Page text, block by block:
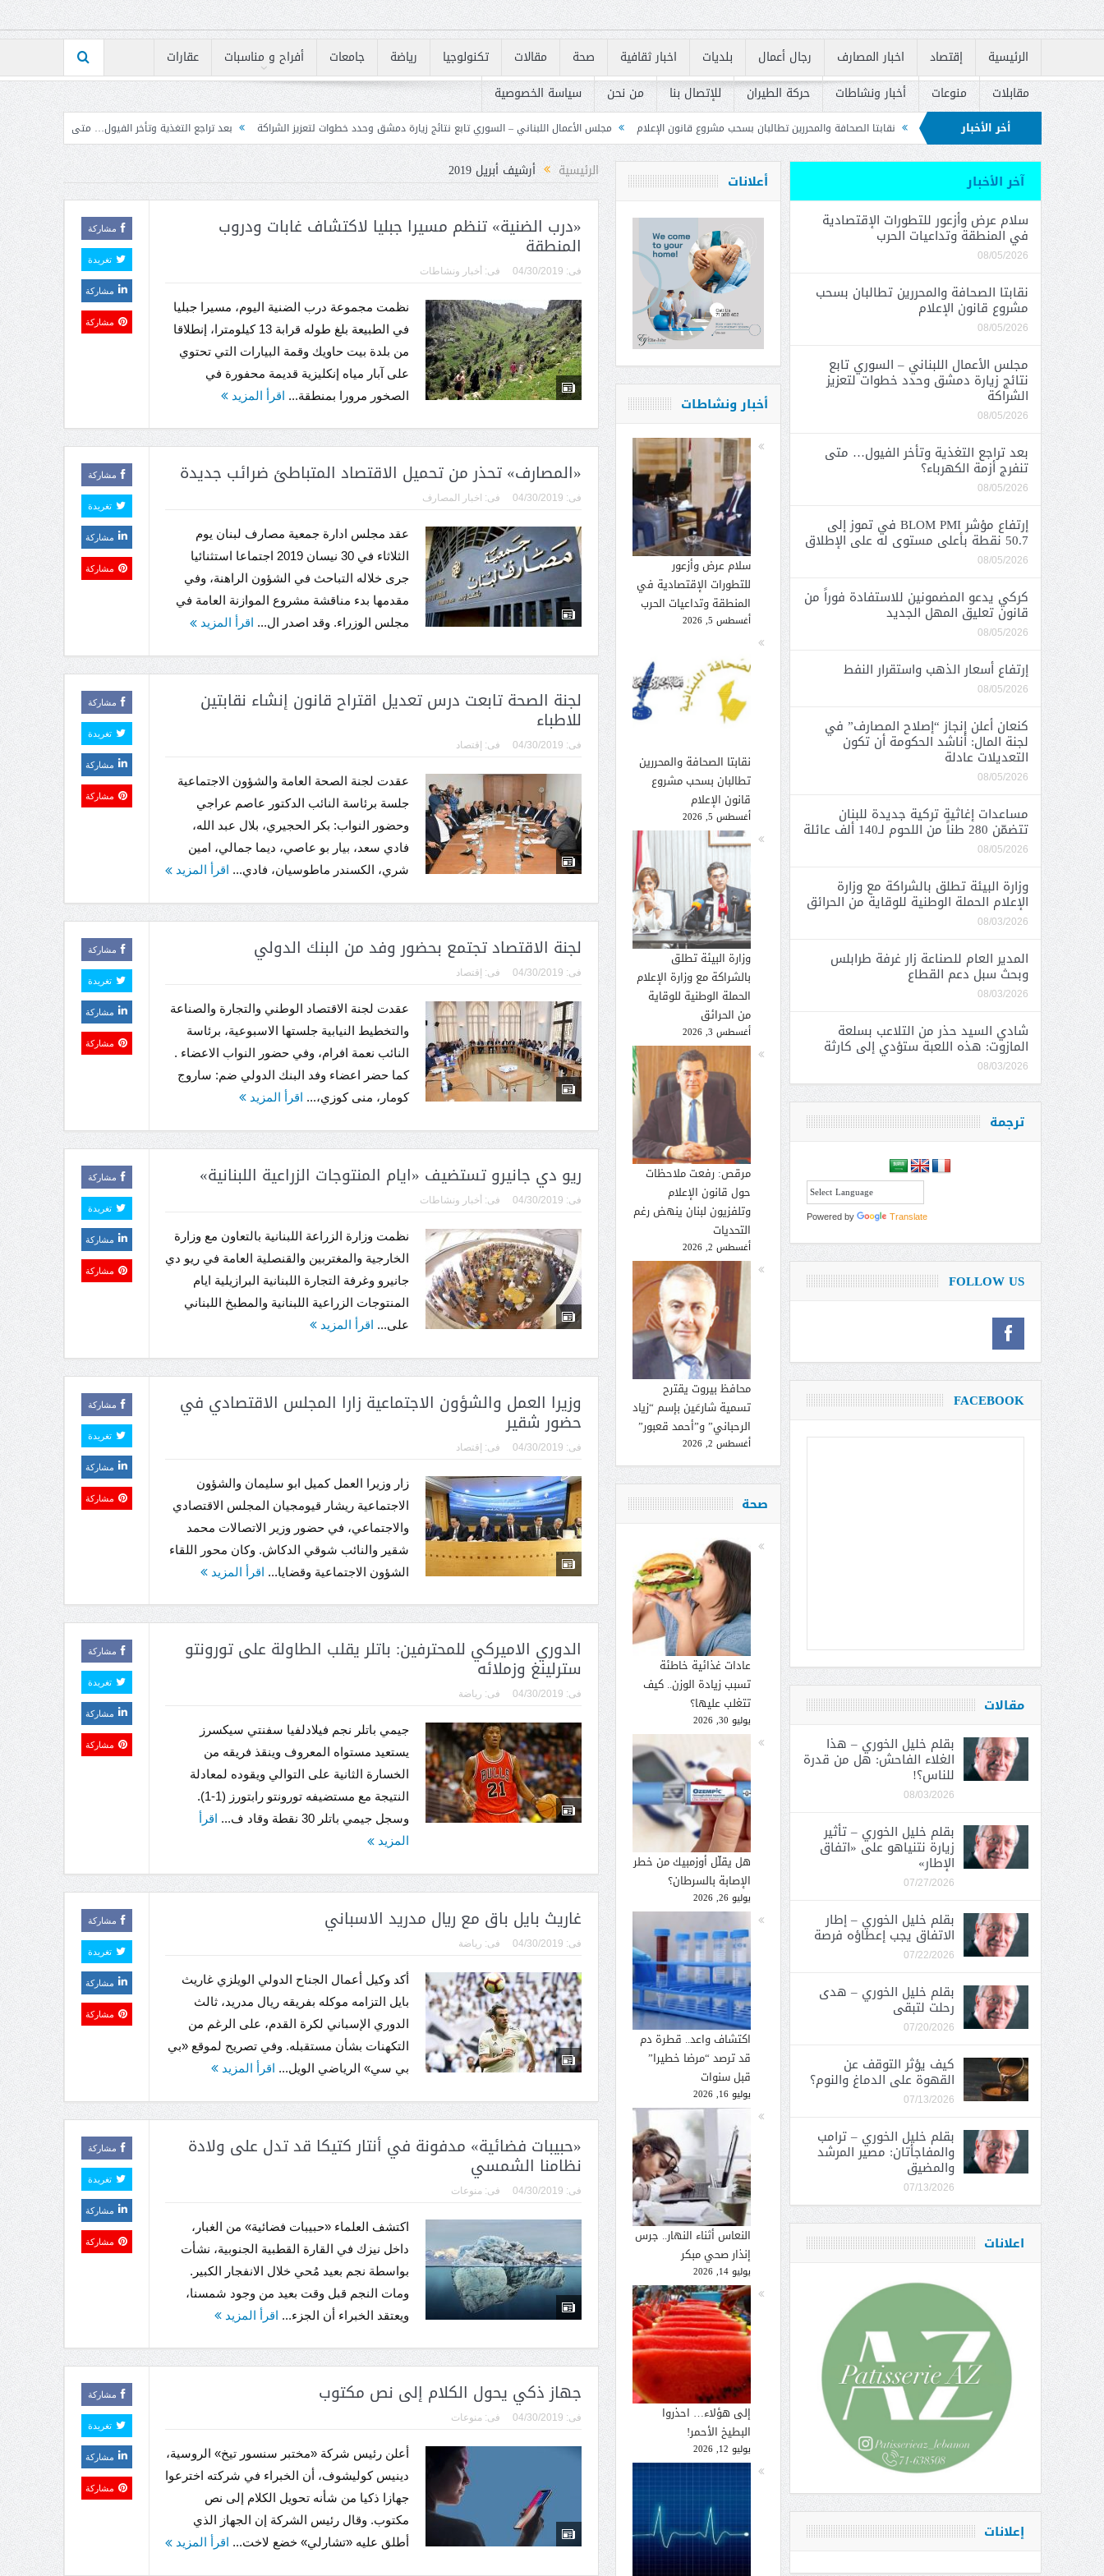
الرئيسية إقتصاد اخبار المصارف رجال أعمال بلديات اخبار ثقافية صحة مقالات تكنولوجيا رياضة جامعات أفراح و مناسبات
عقارات
مقابلات
منوعات أخبار ونشاطات حركة الطيران للإتصال بنا من نحن سياسة الخصوصية
أخر الأخبار وتداعيات الحرب نقابتا الصحافة والمحررين تطالبان بسحب مشروع قانون الإعلام مجلس الأعمال اللبناني – السوري تابع نتائج زيارة دمشق وحدد خطوات لتعزيز الشراكة بعد تراجع التغذية وتأخر الفيول… متى تنفرج أزمة الكهرباء؟
إرتفاع مؤشر BLOM PMI في تموز إلى 50.7 نقطة بأعلى مستوى له على الإطلاق
الوطنية للوقاية من الحرائق
الرئيسية أرشيف أبريل 2019
«درب الضنية» تنظم مسيرا جبليا لاكتشاف غابات ودروب
المنطقة
فى: 04/30/2019 فى: أخبار ونشاطات
نظمت مجموعة درب الضنية اليوم، مسيرا جبليا
في الطبيعة بلغ طوله قرابة 13 كيلومترا، إنطلاقا
من بلدة بيت حاويك وقمة البيارات التي تحتوي
على آبار مياه إنكليزية قديمة محفورة في
الصخور مرورا بمنطقة... اقرأ المزيد
مشاركة
تغريدة
مشاركة
مشاركة
«المصارف» تحذر من تحميل الاقتصاد المتباطئ ضرائب جديدة
فى: 04/30/2019 فى: اخبار المصارف
عقد مجلس ادارة جمعية مصارف لبنان يوم
الثلاثاء في 30 نيسان 2019 اجتماعا استثنائيا
جرى خلاله التباحث في الشؤون الراهنة، وفي
مقدمها بدء مناقشة مشروع الموازنة العامة في
مجلس الوزراء. وقد اصدر ال... اقرأ المزيد
مشاركة
تغريدة
مشاركة
مشاركة
لجنة الصحة تابعت درس تعديل اقتراح قانون إنشاء نقابتين
للاطباء
فى: 04/30/2019 فى: إقتصاد
عقدت لجنة الصحة العامة والشؤون الاجتماعية
جلسة برئاسة النائب الدكتور عاصم عراجي
وحضور النواب: بكر الحجيري، بلال عبد الله،
فادي سعد، بيار بو عاصي، ديما جمالي، امين
شري، الكسندر ماطوسيان، فادي... اقرأ المزيد
مشاركة
تغريدة
مشاركة
مشاركة
لجنة الاقتصاد تجتمع بحضور وفد من البنك الدولي
فى: 04/30/2019 فى: إقتصاد
عقدت لجنة الاقتصاد الوطني والتجارة والصناعة
والتخطيط النيابية جلستها الاسبوعية، برئاسة
النائب نعمة افرام، وفي حضور النواب الاعضاء .
كما حضر اعضاء وفد البنك الدولي ضم: ساروج
كومار، منى كوزي،... اقرأ المزيد
مشاركة
تغريدة
مشاركة
مشاركة
ريو دي جانيرو تستضيف «ايام المنتوجات الزراعية اللبنانية»
فى: 04/30/2019 فى: أخبار ونشاطات
نظمت وزارة الزراعة اللبنانية بالتعاون مع وزارة
الخارجية والمغتربين والقنصلية العامة في ريو دي
جانيرو وغرفة التجارة اللبنانية البرازيلية ايام
المنتوجات الزراعية اللبنانية والمطبخ اللبناني
على... اقرأ المزيد
مشاركة
تغريدة
مشاركة
مشاركة
وزيرا العمل والشؤون الاجتماعية زارا المجلس الاقتصادي في
حضور شقير
فى: 04/30/2019 فى: إقتصاد
زار وزيرا العمل كميل ابو سليمان والشؤون
الاجتماعية ريشار قيومجيان المجلس الاقتصادي
والاجتماعي، في حضور وزير الاتصالات محمد
شقير والنائب شوقي الدكاش. وكان محور اللقاء
الشؤون الاجتماعية وقضايا... اقرأ المزيد
مشاركة
تغريدة
مشاركة
مشاركة
الدوري الاميركي للمحترفين: باتلر يقلب الطاولة على تورونتو
سترلينغ وزملائه
فى: 04/30/2019 فى: رياضة
جيمي باتلر نجم فيلادلفيا سفنتي سيكسرز
يستعيد مستواه المعروف وينقذ فريقه من
الخسارة الثانية على التوالي ويقوده لمعادلة
النتيجة مع مستضيفه تورونتو رابتورز (1-1).
وسجل جيمي باتلر 30 نقطة وقاد ف...
اقرأ
المزيد
مشاركة
تغريدة
مشاركة
مشاركة
غاريث بايل باق مع ريال مدريد الاسباني
فى: 04/30/2019 فى: رياضة
أكد وكيل أعمال الجناح الدولي الويلزي غاريث
بايل التزامه موكله بفريقه ريال مدريد، ثالث
الدوري الإسباني لكرة القدم، على الرغم من
التكهنات بشأن مستقبله. وفي تصريح لموقع «بي
بي سي» الرياضي الويل... اقرأ المزيد
مشاركة
تغريدة
مشاركة
مشاركة
«حبيبات فضائية» مدفونة في أنتار كتيكا قد تدل على ولادة
نظامنا الشمسي
فى: 04/30/2019 فى:منوعات
اكتشف العلماء «حبيبات فضائية» من الغبار،
داخل نيزك في القارة القطبية الجنوبية، نشأت
بواسطة نجم بعيد مُحي خلال الانفجار الكبير.
ومات النجم قبل وقت بعيد من وجود شمسنا،
ويعتقد الخبراء أن الجزء... اقرأ المزيد
مشاركة
تغريدة
مشاركة
مشاركة
جهاز ذكي يحول الكلام إلى نص مكتوب
فى: 04/30/2019 فى:منوعات
أعلن رئيس شركة «مختبر سنسور تيخ» الروسية،
دينيس كوليشوف، أن الخبراء في شركته اخترعوا
جهازا ذكيا من شأنه تحويل الكلام إلى نص
مكتوب. وقال رئيس الشركة إن الجهاز الذي
أطلق عليه «تشارلي» خضع لاخت... اقرأ المزيد
مشاركة
تغريدة
مشاركة
مشاركة
أعلانات
أخبار ونشاطات
سلام عرض وأزعور
للتطورات الإقتصادية في
المنطقة وتداعيات الحرب
أغسطس 5, 2026
نقابتا الصحافة والمحررين
تطالبان بسحب مشروع
قانون الإعلام
أغسطس 5, 2026
وزارة البيئة تطلق
بالشراكة مع وزارة الإعلام
الحملة الوطنية للوقاية
من الحرائق
أغسطس 3, 2026
مرقص: رفعت ملاحظات
حول قانون الإعلام
وتلفزيون لبنان ينهض رغم
التحديات
أغسطس 2, 2026
محافظ بيروت يقترح
تسمية شارعَين بإسم “زياد
الرحباني” و”أحمد قعبور”
أغسطس 2, 2026
صحة
عادات غذائية خاطئة
تسبب زيادة الوزن.. كيف
تتغلب عليها؟
يوليو 30, 2026
هل يقلّل أوزمبيك من خطر
الإصابة بالسرطان؟
يوليو 26, 2026
اكتشاف واعد.. قطرة دم
قد ترصد “مرضا خطيرا”
قبل سنوات
يوليو 16, 2026
النعاس أثناء النهار.. جرس
إنذار صحي مبكر
يوليو 14, 2026
إلى هؤلاء… احذروا
البطيخ الأحمر!
يوليو 12, 2026
آخر الأخبار
سلام عرض وأزعور للتطورات الإقتصادية
في المنطقة وتداعيات الحرب
08/05/2026
نقابتا الصحافة والمحررين تطالبان بسحب
مشروع قانون الإعلام
08/05/2026
مجلس الأعمال اللبناني – السوري تابع
نتائج زيارة دمشق وحدد خطوات لتعزيز
الشراكة
08/05/2026
بعد تراجع التغذية وتأخر الفيول… متى
تنفرج أزمة الكهرباء؟
08/05/2026
إرتفاع مؤشر BLOM PMI في تموز إلى
50.7 نقطة بأعلى مستوى له على الإطلاق
08/05/2026
كركي يدعو المضمونين للاستفادة فوراً من
قانون تعليق المهل الجديد
08/05/2026
إرتفاع أسعار الذهب واستقرار النفط
08/05/2026
كنعان أعلن إنجاز “إصلاح المصارف” في
لجنة المال: أناشد الحكومة أن تكون
التعديلات عادلة
08/05/2026
مساعدات إغاثية تركية جديدة للبنان
تتضمّن 280 طناً من اللحوم لـ140 ألف عائلة
08/05/2026
وزارة البيئة تطلق بالشراكة مع وزارة
الإعلام الحملة الوطنية للوقاية من الحرائق
08/03/2026
المدير العام للصناعة زار غرفة طرابلس
وبحث سبل دعم القطاع
08/03/2026
شادي السيد حذر من التلاعب بسلعة
المازوت: هذه اللعبة ستؤدي إلى كارثة
08/03/2026
ترجمة
Powered by Translate
FOLLOW US
FACEBOOK
مقالات
بقلم خليل الخوري – هذا
الغلاء الفاحش: هل من قدرة
للناس؟!
08/03/2026
بقلم خليل الخوري – تأثير
زيارة نتنياهو على «اتفاق
الإطار»
07/27/2026
بقلم خليل الخوري – إطار
الاتفاق يجب إعطاؤه فرصة
07/22/2026
بقلم خليل الخوري – هدى
رحلت لتبقى
07/20/2026
كيف يؤثر التوقف عن
القهوة على الدماغ والنوم؟
07/13/2026
بقلم خليل الخوري – ترامب
والمفاجأتان: مصير المرشد
والمضيق
07/13/2026
اعلانات
إعلانات